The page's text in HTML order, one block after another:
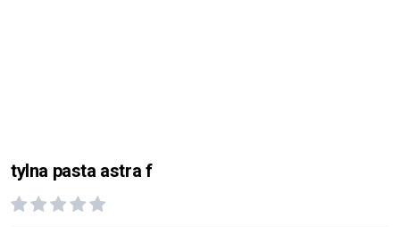
tylna pasta astra f